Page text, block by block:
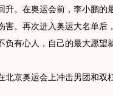
升。在奥运会前，李小鹏的
害。再次进入奥运大名单后
负有心人，自己的最大愿望
北京奥运会上冲击男团和双